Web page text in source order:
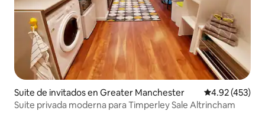
Suite de invitados en Greater Manchester Calificación
4.92 (453)
Suite privada moderna para Timperley Sale Altrincham